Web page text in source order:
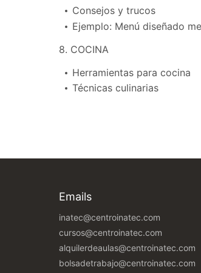
Consejos y trucos
Ejemplo: Menú diseñado
8. COCINA
Herramientas para cocina
Técnicas culinarias
Emails
inatec@centroinatec.com
cursos@centroinatec.com
alquilerdeaulas@centroinatec.com
bolsadetrabajo@centroinatec.com